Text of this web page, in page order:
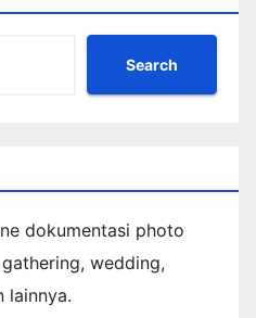
Search
dokumentasi photo
wedding,
lainnya.